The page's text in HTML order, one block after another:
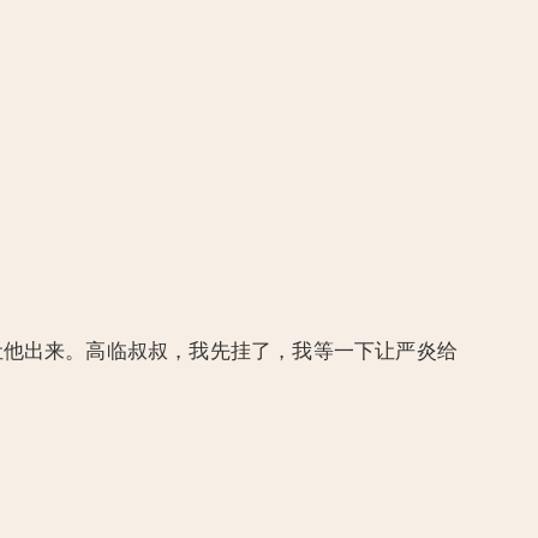
出来。高临叔叔，我先挂了，我等一下让严炎给